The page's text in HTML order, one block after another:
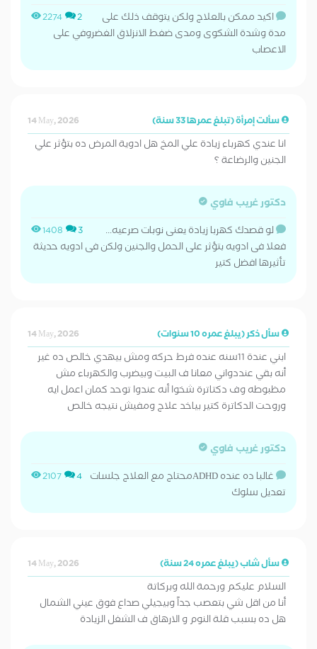
2274 2
اكيد ممكن بالعلاج ولكن يتوقف ذلك على
مدة وشدة الشكوى ومدى ضغط الانزلاق الغضروفي على
الاعصاب
سألت إمرأة (تبلغ عمرها 33 سنة) 14 May, 2026
انا عندي كهرباء زيادة علي المخ هل ادوية المرض ده بتؤثر علي
الجنين والرضاعة ؟
دكتور غريب فاوي
1408 3
لو قصدك كهربا زيادة يعنى نوبات صرعيه...
فعلا فى ادويه بتؤثر على الحمل والجنين ولكن فى ادويه حديثة
تأثيرها افضل كتير
سأل ذكر (يبلغ عمره 10 سنوات) 14 May, 2026
ابني عندة 11سنه عنده فرط حركه ومش بيهدي خالص ده غير
أنه بقي عنددواني معانا ف البيت وبيضرب والكهرباء مش
مظبوطه وف دكتاترة شخوا أنه عندوا توحد كمان اعمل ايه
وروحت الدكاترة كتير بياخد علاج ومفيش نتيجه خالص
دكتور غريب فاوي
2107 4 غالبا ده عنده ADHDمحتاج مع العلاج جلسات
تعديل سلوك
سأل شاب (يبلغ عمره 24 سنة) 14 May, 2026
السلام عليكم ورحمة الله وبركاتة
أنا من اقل شي بتعصب جداً وبيجيلي صداع فوق عيني الشمال
هل ده بسبب قلة النوم و الارهاق ف الشغل الزيادة